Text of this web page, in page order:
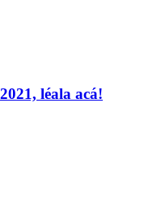
léala acá!